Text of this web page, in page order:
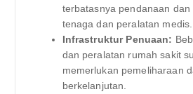
terbatasnya pendanaan dan
tenaga dan peralatan medis.
Infrastruktur Penuaan:
dan peralatan rumah sakit
memerlukan pemeliharaan
berkelanjutan.